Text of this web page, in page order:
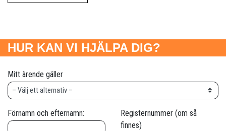
HUR KAN VI HJÄLPA DIG?
Mitt ärende gäller
Förnamn och efternamn:
Registernummer (om så
finnes)